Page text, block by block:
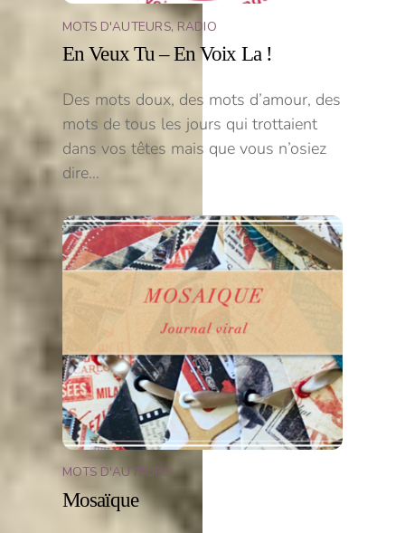
MOTS D'AUTEURS,RADIO
En Veux Tu – En Voix La !
Des mots doux, des mots d’amour, des
mots de tous les jours qui trottaient
dans vos têtes mais que vous n’osiez
dire…
MOTS D'AUTEURS
Mosaïque